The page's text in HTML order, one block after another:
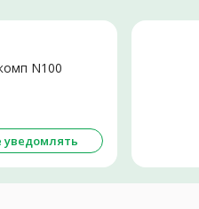
N100
уведомлять